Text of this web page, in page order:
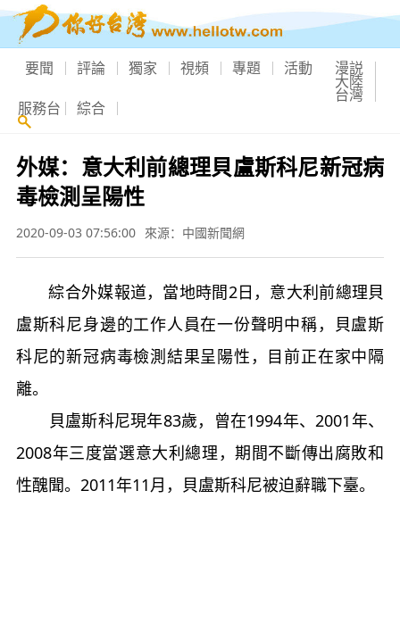
要聞 評論 獨家 視頻 專題 活動 漫説
大陸
台灣
服務台 綜合
外媒：意大利前總理貝盧斯科尼新冠病
毒檢測呈陽性
2020-09-03 07:56:00 來源：中國新聞網
綜合外媒報道，當地時間2日，意大利前總理貝
盧斯科尼身邊的工作人員在一份聲明中稱，貝盧斯
科尼的新冠病毒檢測結果呈陽性，目前正在家中隔
離。
貝盧斯科尼現年83歲，曾在1994年、2001年、
2008年三度當選意大利總理，期間不斷傳出腐敗和
性醜聞。2011年11月，貝盧斯科尼被迫辭職下臺。